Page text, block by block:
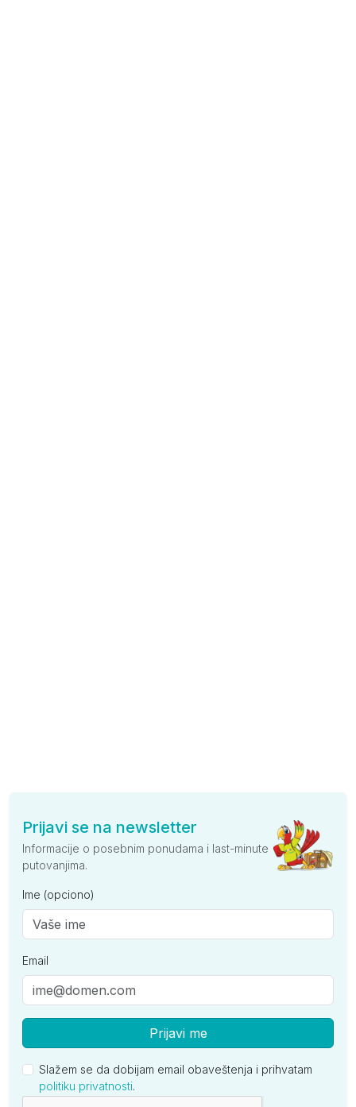
Prijavi se na newsletter
Informacije o posebnim ponudama i last-minute
putovanjima.
Ime (opciono)
Email
Prijavi me
Slažem se da dobijam email obaveštenja i prihvatam
politiku privatnosti.